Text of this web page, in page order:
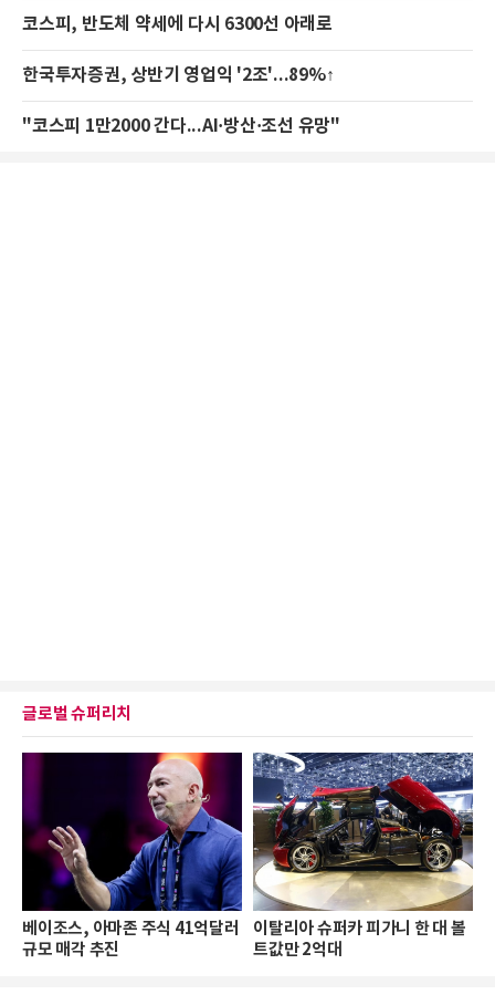
코스피, 반도체 약세에 다시 6300선 아래로
한국투자증권, 상반기 영업익 '2조'...89%↑
"코스피 1만2000 간다...AI·방산·조선 유망"
글로벌 슈퍼리치
베이조스, 아마존 주식 41억달러
규모 매각 추진
이탈리아 슈퍼카 피가니 한 대 볼
트값만 2억대